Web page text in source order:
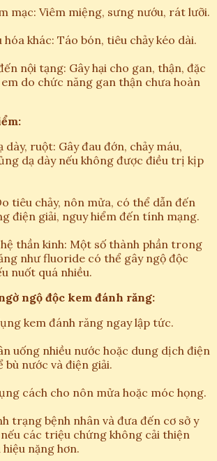
mạc: Viêm miệng, sưng nướu, rát lưỡi.
hóa khác: Táo bón, tiêu chảy kéo dài.
nội tạng: Gây hại cho gan, thận, đặc
do chức năng gan thận chưa hoàn
dày, ruột: Gây đau đớn, chảy máu,
dạ dày nếu không được điều trị kịp
tiêu chảy, nôn mửa, có thể dẫn đến
điện giải, nguy hiểm đến tính mạng.
hệ thần kinh: Một số thành phần trong
như fluoride có thể gây ngộ độc
nuốt quá nhiều.
ngộ độc kem đánh răng:
kem đánh răng ngay lập tức.
uống nhiều nước hoặc dung dịch điện
bù nước và điện giải.
cách cho nôn mửa hoặc móc họng.
trạng bệnh nhân và đưa đến cơ sở y
các triệu chứng không cải thiện
nặng hơn.